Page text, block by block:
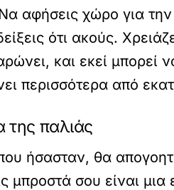
αφήσεις χώρο για
ότι ακούς.
και εκεί μπορεί
περισσότερα από
της παλιάς
ήσασταν, θα
μπροστά σου είναι